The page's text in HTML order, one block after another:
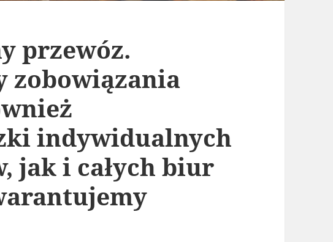
przewóz.
zobowiązania
indywidualnych
jak i całych biur